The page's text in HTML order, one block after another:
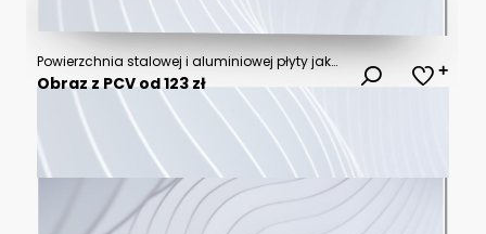
Powierzchnia stalowej i aluminiowej płyty jako tło
Obraz z PCV od 123 zł